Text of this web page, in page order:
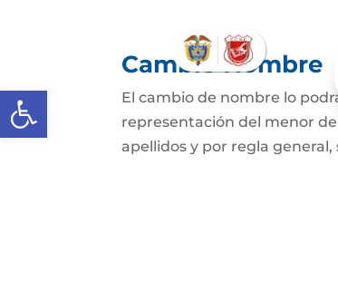
Abrir barra de herramientas
Cambio Nombre
El cambio de nombre lo
representación del menor
apellidos y por regla